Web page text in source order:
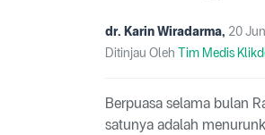
dr. Karin Wiradarma, 20
Ditinjau Oleh Tim Medis
Berpuasa selama bulan
satunya adalah